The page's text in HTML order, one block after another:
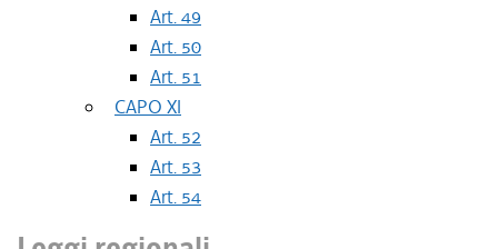
Art. 49
Art. 50
Art. 51
CAPO XI
Art. 52
Art. 53
Art. 54